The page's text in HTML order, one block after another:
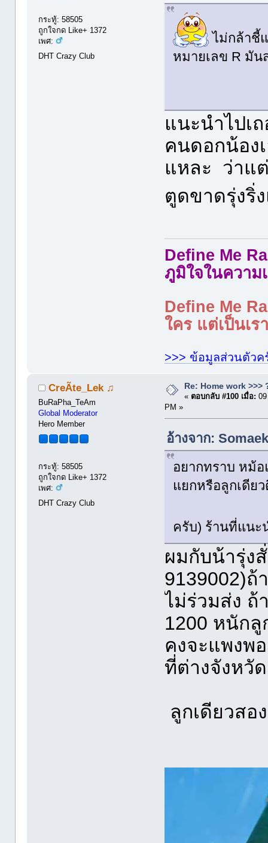
กระทู้: 58505
ถูกใจกด Like+ 1372
เพศ:
DHT Crazy Club
ไม่กล้าชี้
หมายเลข R มั
แนะนำไปเ
คนดอกน้อง
แหละ ว่าแ
ตูดขาดรุ่งริ่
Define Me
ภูมิใจในความ
Define Me
ใคร แต่เป็นเ
>>> ข้อมูลส่วนตัวค
CreÃte_Lek ♫
BuRaPha_TeAm
Global Moderator
Hero Member
กระทู้: 58505
ถูกใจกด Like+ 1372
เพศ:
DHT Crazy Club
Re: Home work >>>
« ตอบกลับ #100 เมื่อ:
PM »
อ้างจาก:
อยากทราบ หม้
แยกหรือลูกเดีย
ครับ) ร้านที่แน
ผมกับน้ารุ่ง
9139002)ถ้
ไม่ร่วมส่ง ถ้
1200 หนักลู
คงจะแพงพ
ที่ต่างจังหวั
ลูกเดียวสอ